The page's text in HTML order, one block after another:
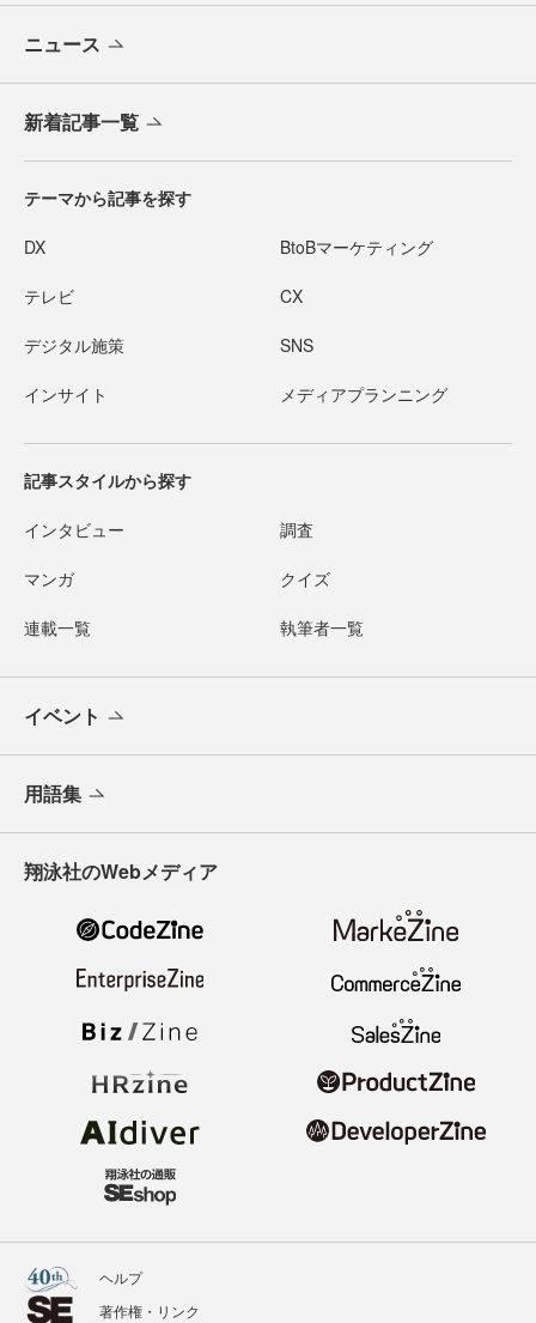
ニュース
新着記事一覧
テーマから記事を探す
DX BtoBマーケティング
テレビ CX
デジタル施策 SNS
インサイト メディアプランニング
記事スタイルから探す
インタビュー 調査
マンガ クイズ
連載一覧 執筆者一覧
イベント
用語集
翔泳社のWebメディア
ヘルプ
著作権・リンク